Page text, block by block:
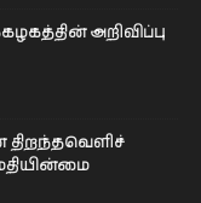
அறிவிப்பு